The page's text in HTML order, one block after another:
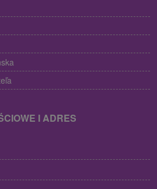
I ADRES